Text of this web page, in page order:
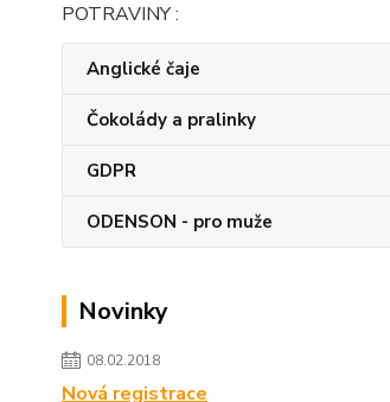
POTRAVINY :
Anglické čaje
Čokolády a pralinky
GDPR
ODENSON - pro muže
Novinky
08.02.2018
Nová registrace